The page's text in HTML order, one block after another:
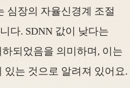
심장의 자율신경계 조절
다. SDNN 값이 낮다는
되었음을 의미하며, 이는
있는 것으로 알려져 있어요.